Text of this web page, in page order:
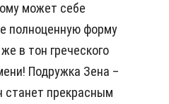
может себе
полноценную форму
в тон греческого
Подружка Зена –
станет прекрасным